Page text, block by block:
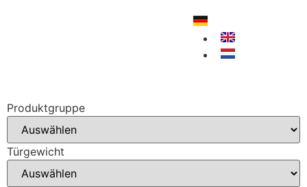
Produktgruppe
Türgewicht